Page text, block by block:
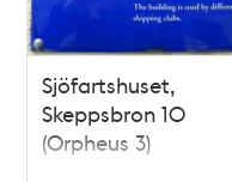
Sjöfartshuset,
Skeppsbron 10
(Orpheus 3)